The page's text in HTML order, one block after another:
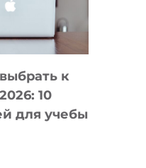
к
10
для учебы